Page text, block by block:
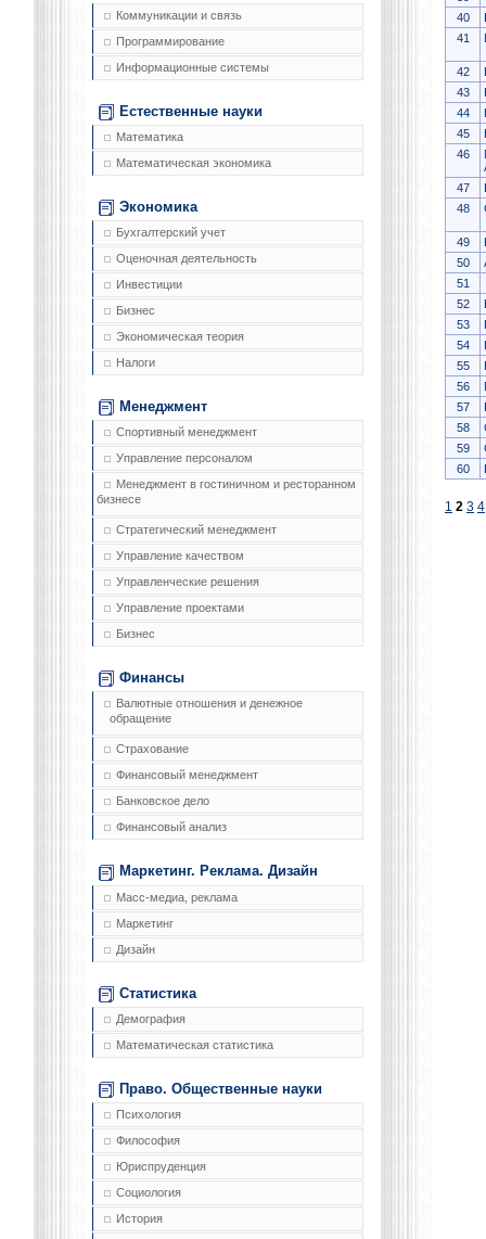
Коммуникации и связь
Программирование
Информационные системы
Естественные науки
Математика
Математическая экономика
Экономика
Бухгалтерский учет
Оценочная деятельность
Инвестиции
Бизнес
Экономическая теория
Налоги
Менеджмент
Спортивный менеджмент
Управление персоналом
Менеджмент в гостиничном и ресторанном
бизнесе
Стратегический менеджмент
Управление качеством
Управленческие решения
Управление проектами
Бизнес
Финансы
Валютные отношения и денежное
обращение
Страхование
Финансовый менеджмент
Банковское дело
Финансовый анализ
Маркетинг. Реклама. Дизайн
Масс-медиа, реклама
Маркетинг
Дизайн
Статистика
Демография
Математическая статистика
Право. Общественные науки
Психология
Философия
Юриспруденция
Социология
История
40
41
42
43
44
45
46
47
48
49
50
51
52
53
54
55
56
57
58
59
60
1 2 3 4